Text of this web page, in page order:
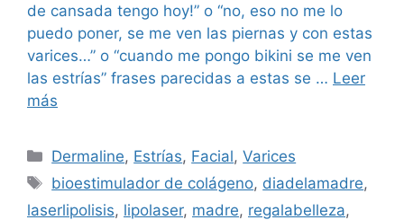
de cansada tengo hoy!” o “no, eso no me lo
puedo poner, se me ven las piernas y con estas
varices…” o “cuando me pongo bikini se me ven
las estrías” frases parecidas a estas se … Leer
más
Dermaline, Estrías, Facial,Varices
bioestimulador de colágeno, diadelamadre,
laserlipolisis, lipolaser, madre, regalabelleza,